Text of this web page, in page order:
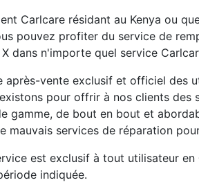
Carlcare résidant au Kenya ou
pouvez profiter du service de
dans n'importe quel service
après-vente exclusif et officiel des
pour offrir à nos clients des
gamme, de bout en bout et
mauvais services de réparation
est exclusif à tout utilisateur en
indiquée.